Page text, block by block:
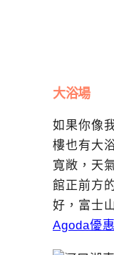
大浴場
如果你像
樓也有大
寬敞，天
館正前方
好，富士
Agoda優